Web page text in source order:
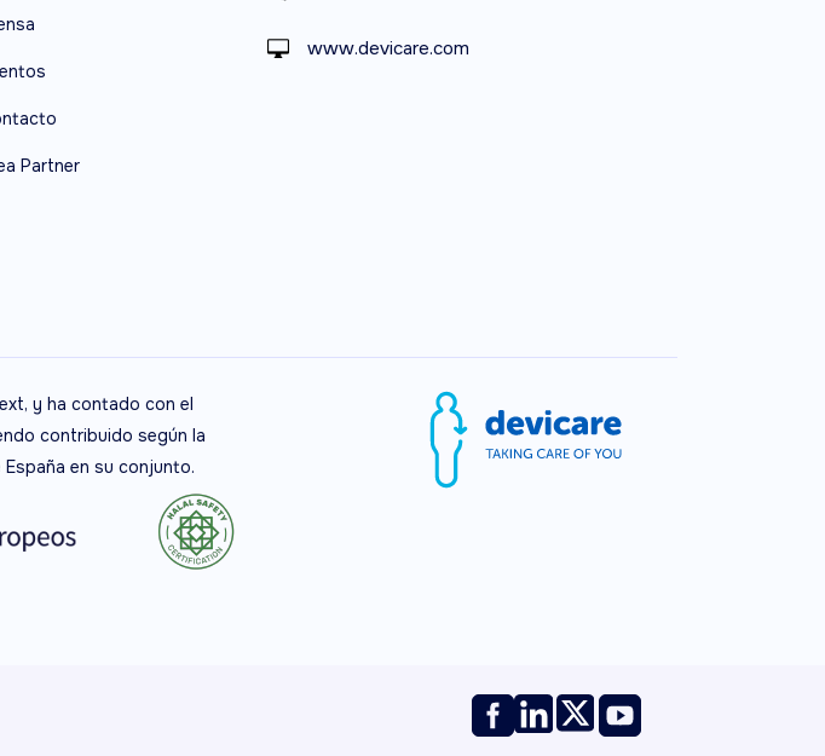
Partner
www.devicare.com
y ha contado con el
contribuido según la
España en su conjunto.